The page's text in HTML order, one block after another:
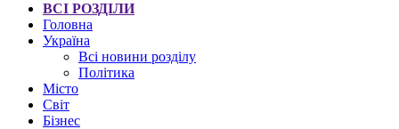
ВСІ РОЗДІЛИ
Головна
Україна
Всі новини розділу
Політика
Місто
Світ
Бізнес